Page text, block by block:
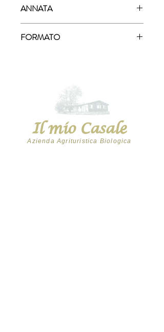
ANNATA
FORMATO
Azienda Agrituristica Biologica
Il mio Casale